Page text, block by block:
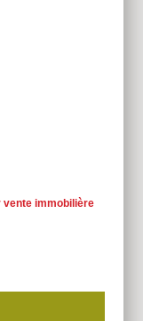
vente immobilière